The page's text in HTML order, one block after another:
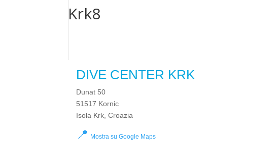
Krk8
DIVE CENTER KRK
Dunat 50
51517 Kornic
Isola Krk, Croazia
📍 Mostra su Google Maps